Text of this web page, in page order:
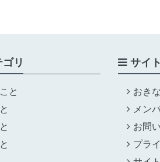
リ
と
サイ
おき
メン
お問
プラ